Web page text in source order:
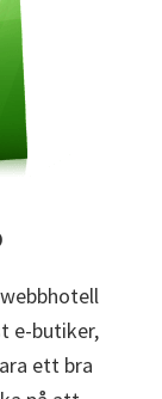
e-butiker,
ett bra